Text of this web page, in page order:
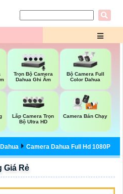
Trọn Bộ Camera
Dahua Ghi Âm
Bộ Camera Full
Color Dahua
Lắp Camera Trọn
Bộ Ultra HD
Camera Bán Chạy
Camera Dahua Full Hd 1080P
Giá Rẻ